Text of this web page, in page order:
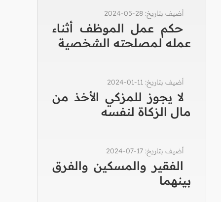
أضيف بتاريخ: 28-05-2024
حكم عمل الموظف أثناء
عمله لمصلحته الشخصية
أضيف بتاريخ: 11-01-2024
لا يجوز للمزكي الأخذ من
مال الزكاة لنفسه
أضيف بتاريخ: 17-07-2024
الفقير والمسكين والفرق
بينهما